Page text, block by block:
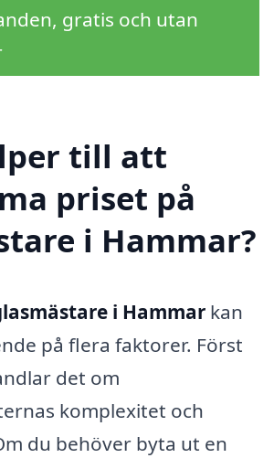
gratis och utan
till att
priset på
i Hammar?
i Hammar kan
på flera faktorer. Först
det om
komplexitet och
du behöver byta ut en